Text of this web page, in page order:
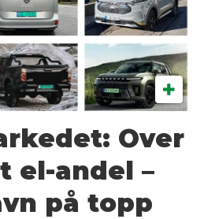
Over
el-andel –
på topp